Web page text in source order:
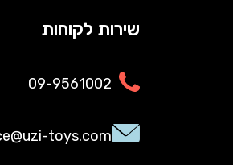
שירות לקוחות
09-9561002
toys.com